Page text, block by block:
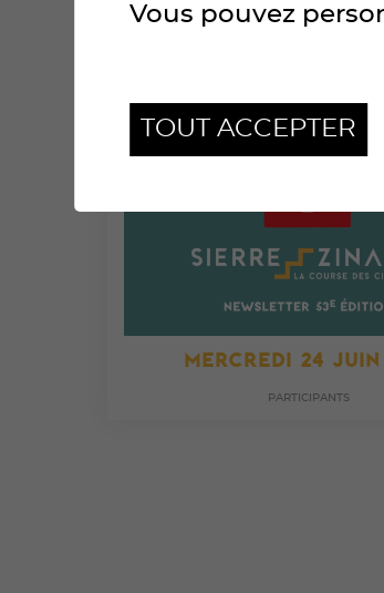
MERCREDI 24
PARTICIPANTS
Vous pouvez
TOUT ACCEPTER